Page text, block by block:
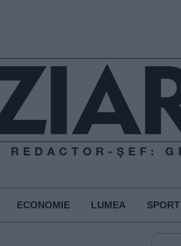
ECONOMIE LUMEA SPORT